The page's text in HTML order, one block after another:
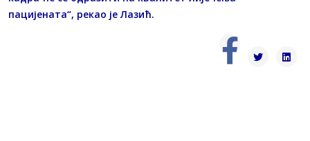
пацијената“, рекао је Лазић.